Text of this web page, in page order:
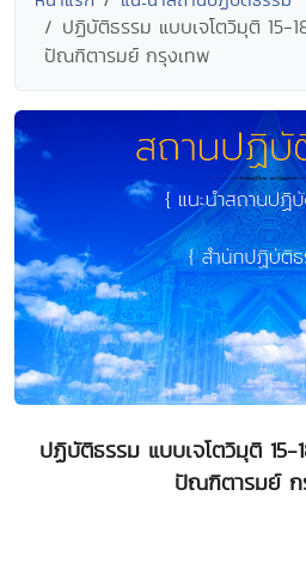
ปฏิบัติธรรม แบบเจโตวิมุติ
ปัณฑิตารมย์ กรุงเทพ
ปฏิบัติธรรม แบบเจโตวิมุติ
ปัณฑิตารมย์ ก